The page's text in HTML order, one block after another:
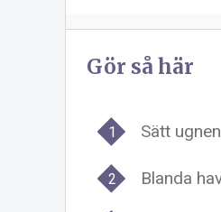
Gör så här
Sätt
Blanda